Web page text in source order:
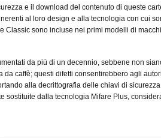
e il download del contenuto di queste
al loro design e alla tecnologia con cui
Classic sono incluse nei primi modelli di
da più di un decennio, sebbene non
da caffè; questi difetti consentirebbero agli
alla decrittografia delle chiavi di
sostituite dalla tecnologia Mifare Plus,